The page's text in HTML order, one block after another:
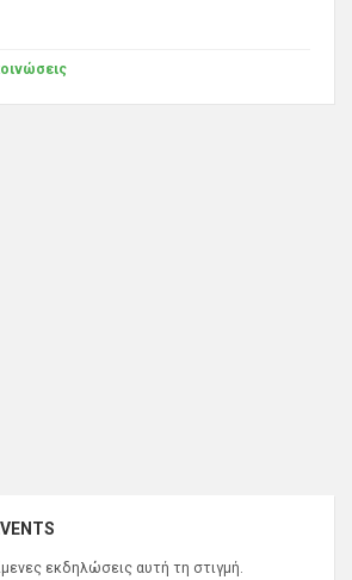
εκδηλώσεις αυτή τη στιγμή.